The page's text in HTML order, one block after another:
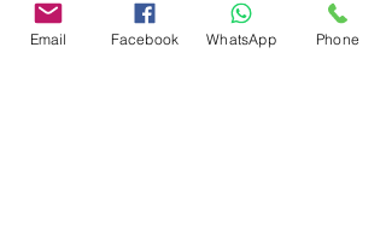
Email Facebook WhatsApp Phone